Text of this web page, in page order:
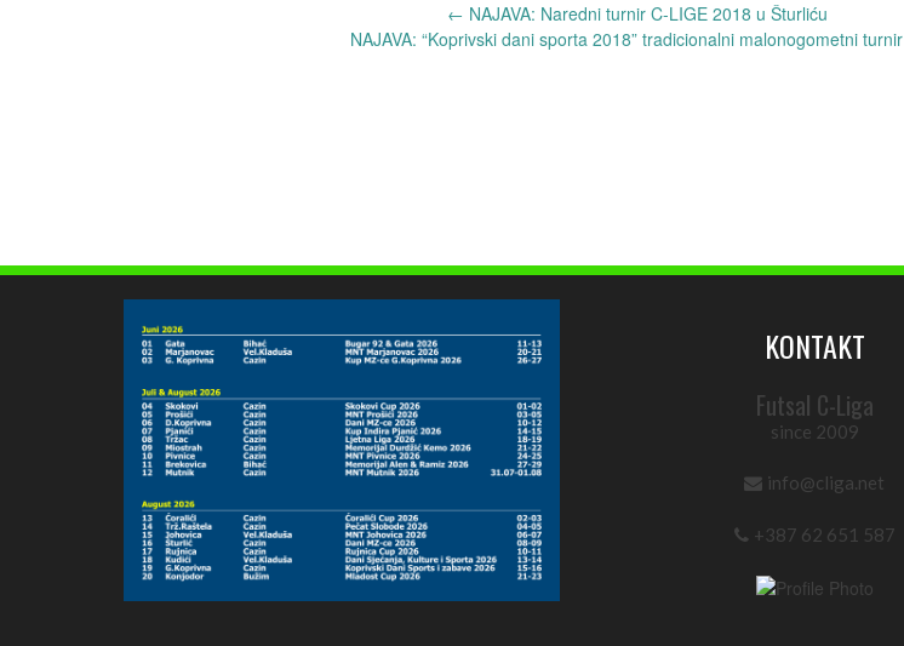
← NAJAVA: Naredni turnir C-LIGE 2018 u Šturliću
NAJAVA: “Koprivski dani sporta 2018” tradicionalni malonogometni turnir
KONTAKT
Futsal C-Liga
since 2009
info@cliga.net
+387 62 651 587